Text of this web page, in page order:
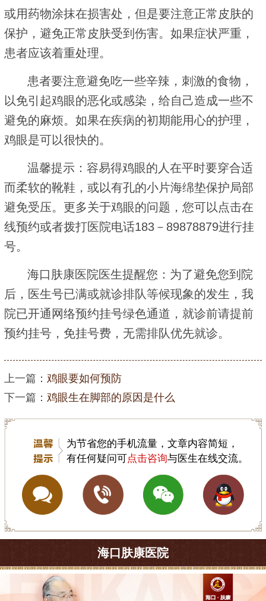
或用药物涂抹在损害处，但是要注意正常皮肤的
保护，避免正常皮肤受到伤害。如果症状严重，
患者应该着重处理。
患者要注意避免吃一些辛辣，刺激的食物，
以免引起鸡眼的恶化或感染，给自己造成一些不
避免的麻烦。如果在疾病的初期能用心的护理，
鸡眼是可以很快的。
温馨提示：容易得鸡眼的人在平时要穿合适
而柔软的靴鞋，或以有孔的小片海绵垫保护局部
避免受压。更多关于鸡眼的问题，您可以点击在
线预约或者拨打医院电话183－89878879进行挂
号。
海口肤康医院医生提醒您：为了避免您到院
后，医生号已满或就诊排队等候现象的发生，我
院已开通网络预约挂号绿色通道，就诊前请提前
预约挂号，免挂号费，无需排队优先就诊。
上一篇： 鸡眼要如何预防
下一篇： 鸡眼生在脚部的原因是什么
为节省您的手机流量，文章内容简短，
有任何疑问可点击咨询与医生在线交流。
海口肤康医院